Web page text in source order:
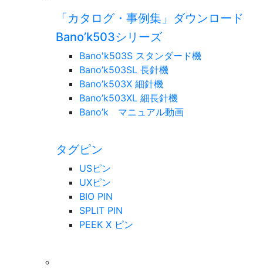
「カタログ・事例集」ダウンロード
Bano’k503シリーズ
Bano'k503S スタンダード機
Bano’k503SL 長針機
Bano’k503X 細針機
Bano’k503XL 細長針機
Bano’k マニュアル動画
タグピン
USピン
UXピン
BIO PIN
SPLIT PIN
PEEK X ピン